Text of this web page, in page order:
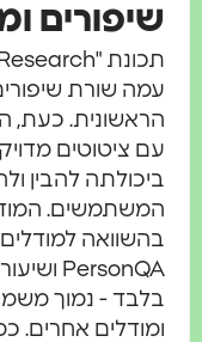
שורת שיפורים
כעת,
ציטוטים
להבין
.המודל
אחרים.כמו